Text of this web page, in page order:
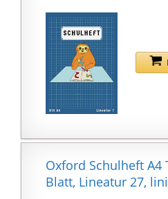
Oxford Schulheft A4
Blatt, Lineatur 27,